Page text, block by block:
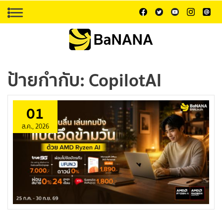
ป้ายกำกับ:CopilotAI
01
ส.ค., 2026